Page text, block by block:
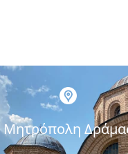
Μητρόπολη